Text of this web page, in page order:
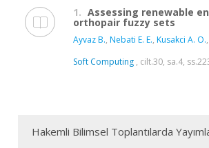
1. Assessing renewable
orthopair fuzzy sets
Ayvaz B., Nebati E. E., Kusakci A. O.,
Soft Computing , cilt.30, sa.4,
Hakemli Bilimsel Toplantılarda